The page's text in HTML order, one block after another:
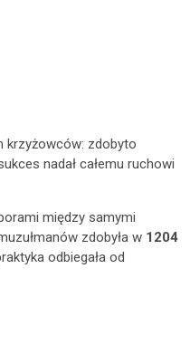
krzyżowców: zdobyto
nadał całemu ruchowi
między samymi
zdobyła w 1204
odbiegała od